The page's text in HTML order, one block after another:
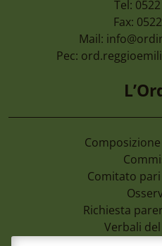
Tel:
Fax:
Mail:
Pec:
Comitato
Richiesta
Verbali